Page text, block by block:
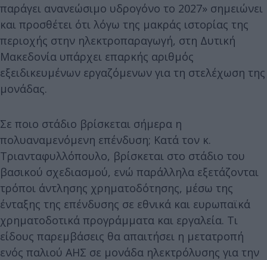
παράγει ανανεώσιμο υδρογόνο το 2027» σημειώνει
και προσθέτει ότι λόγω της μακράς ιστορίας της
περιοχής στην ηλεκτροπαραγωγή, στη Δυτική
Μακεδονία υπάρχει επαρκής αριθμός
εξειδικευμένων εργαζόμενων για τη στελέχωση της
μονάδας.
Σε ποιο στάδιο βρίσκεται σήμερα η
πολυαναμενόμενη επένδυση; Κατά τον κ.
Τριανταφυλλόπουλο, βρίσκεται στο στάδιο του
βασικού σχεδιασμού, ενώ παράλληλα εξετάζονται
τρόποι άντλησης χρηματοδότησης, μέσω της
ένταξης της επένδυσης σε εθνικά και ευρωπαϊκά
χρηματοδοτικά προγράμματα και εργαλεία. Τι
είδους παρεμβάσεις θα απαιτήσει η μετατροπή
ενός παλιού ΑΗΣ σε μονάδα ηλεκτρόλυσης για την